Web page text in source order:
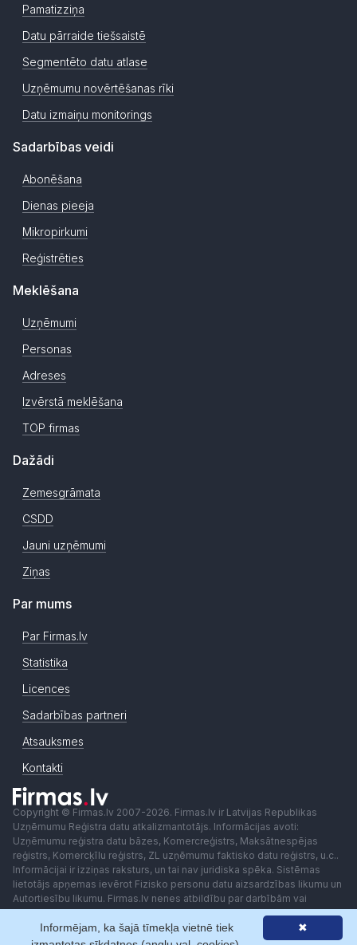
Pamatizziņa
Datu pārraide tiešsaistē
Segmentēto datu atlase
Uzņēmumu novērtēšanas rīki
Datu izmaiņu monitorings
Sadarbības veidi
Abonēšana
Dienas pieeja
Mikropirkumi
Reģistrēties
Meklēšana
Uzņēmumi
Personas
Adreses
Izvērstā meklēšana
TOP firmas
Dažādi
Zemesgrāmata
CSDD
Jauni uzņēmumi
Ziņas
Par mums
Par Firmas.lv
Statistika
Licences
Sadarbības partneri
Atsauksmes
Kontakti
Copyright © Firmas.lv 2007-2026. Firmas.lv ir Latvijas Republikas
Uzņēmumu Reģistra datu atkalizmantotājs. Informācijas avoti:
Uzņēmumu reģistra datu bāzes, Komercreģistrs, Maksātnespējas
reģistrs, Komercķīlu reģistrs, ZL uzņēmumu faktisko datu reģistrs, u.c..
Informācijai ir izziņas raksturs, un tai nav juridiska spēka. Sistēmas
lietotājs apņemas ievērot Fizisko personu datu aizsardzības likumu un
Autortiesību likumu. Firmas.lv nenes atbildību par darbībām vai
lēmumiem, kas balstīti uz saņemto pakalpojumu. Lietotājam aizliegts
izmantot jebkādas automatizētas sistēmas vai iekārtas (robotus)
piekļuvei sistēmai bez rakstiskas saskaņošanas ar Firmas.lv. Galvenā
✖
Informējam, ka šajā tīmekļa vietnē tiek